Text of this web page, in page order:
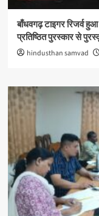
बाँधवगढ़ टाइगर रिजर्व
प्रतिष्ठित पुरस्कार से
hindusthan samvad